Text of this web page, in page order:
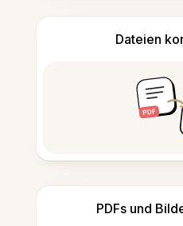
Dateien
PDFs und